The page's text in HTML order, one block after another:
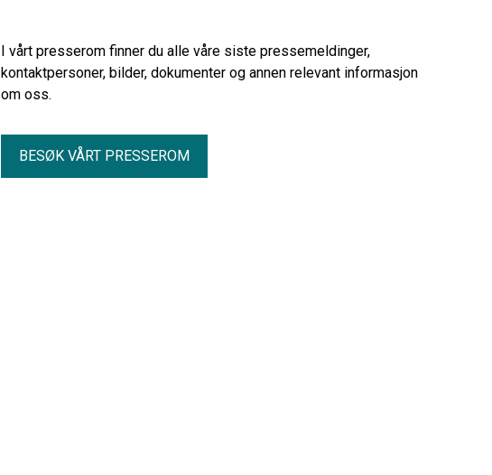
I vårt presserom finner du alle våre siste pressemeldinger,
kontaktpersoner, bilder, dokumenter og annen relevant informasjon
om oss.
BESØK VÅRT PRESSEROM